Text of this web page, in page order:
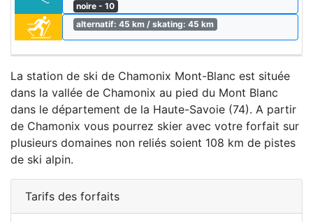
noire - 10
alternatif: 45 km / skating: 45 km
La station de ski de Chamonix Mont-Blanc est située
dans la vallée de Chamonix au pied du Mont Blanc
dans le département de la Haute-Savoie (74). A partir
de Chamonix vous pourrez skier avec votre forfait sur
plusieurs domaines non reliés soient 108 km de pistes
de ski alpin.
Tarifs des forfaits